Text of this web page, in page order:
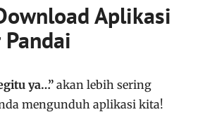
Aplikasi
ya…”akan lebih sering
mengunduh aplikasi kita!